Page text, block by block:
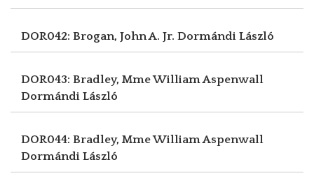
DOR042: Brogan, John A. Jr. Dormándi László
DOR043: Bradley, Mme William Aspenwall
Dormándi László
DOR044: Bradley, Mme William Aspenwall
Dormándi László